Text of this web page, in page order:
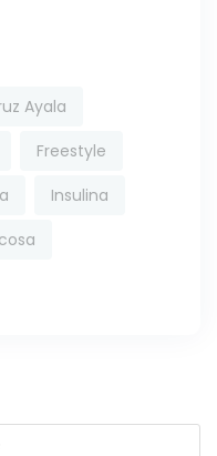
Ayala
Freestyle
Insulina